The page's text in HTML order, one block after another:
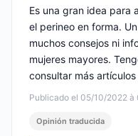
Publicado el 05/10/2022 à
Es una gran idea para
el perineo en forma.
muchos consejos ni
mujeres mayores.
consultar más
Opinión traducida